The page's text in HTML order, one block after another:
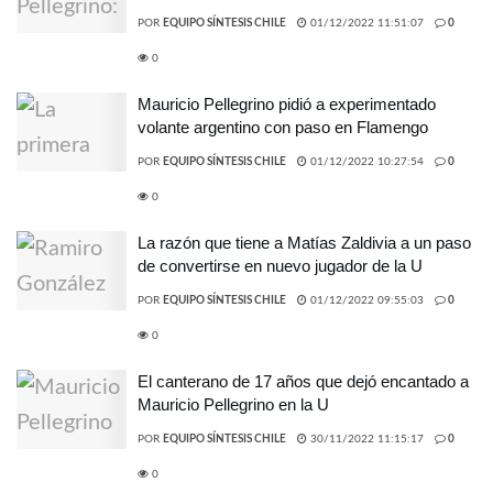
POR EQUIPO SÍNTESIS CHILE 01/12/2022 11:51:07 0
0
Mauricio Pellegrino pidió a experimentado
volante argentino con paso en Flamengo
POR EQUIPO SÍNTESIS CHILE 01/12/2022 10:27:54 0
0
La razón que tiene a Matías Zaldivia a un paso
de convertirse en nuevo jugador de la U
POR EQUIPO SÍNTESIS CHILE 01/12/2022 09:55:03 0
0
El canterano de 17 años que dejó encantado a
Mauricio Pellegrino en la U
POR EQUIPO SÍNTESIS CHILE 30/11/2022 11:15:17 0
0